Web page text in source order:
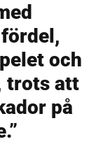
och
trots att
på